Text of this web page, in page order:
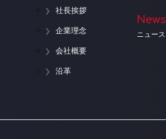
社長挨拶
企業理念
会社概要
沿革
News
ニュース